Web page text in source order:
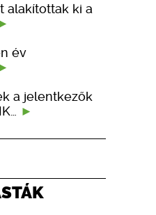
alakítottak ki a
év
a jelentkezők